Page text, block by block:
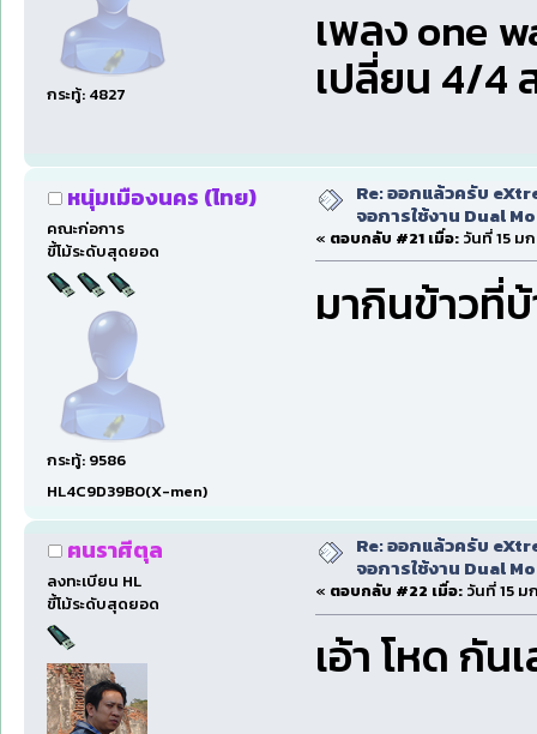
กระทู้: 4827
เพลง one
เปลี่ยน 4/4
หนุ่มเมืองนคร (ไทย)
คณะก่อการ
ขี้โม้ระดับสุดยอด
กระทู้: 9586
HL4C9D39B0(X-men)
Re: ออกแล้วครับ
จอการใช้งาน Dual
« ตอบกลับ #21 เมื่อ: วันที่ 15 ม
มากินข้าวที่
ฅนราศีตุล
ลงทะเบียน HL
ขี้โม้ระดับสุดยอด
Re: ออกแล้วครับ
จอการใช้งาน Dual
« ตอบกลับ #22 เมื่อ: วันที่ 15 ม
เอ้า โหด กัน